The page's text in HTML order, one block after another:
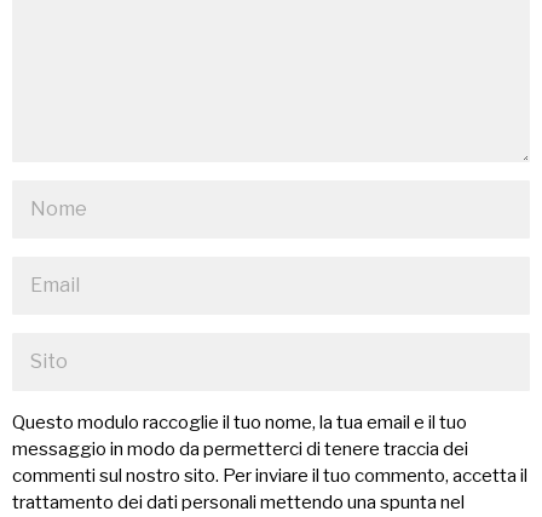
Questo modulo raccoglie il tuo nome, la tua email e il tuo
messaggio in modo da permetterci di tenere traccia dei
commenti sul nostro sito. Per inviare il tuo commento, accetta il
trattamento dei dati personali mettendo una spunta nel